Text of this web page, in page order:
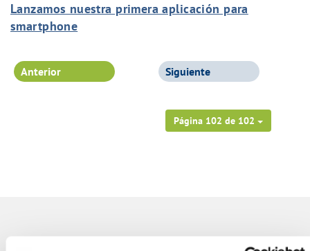
Lanzamos nuestra primera aplicación para
smartphone
Página 102 de 102
Anterior Siguiente